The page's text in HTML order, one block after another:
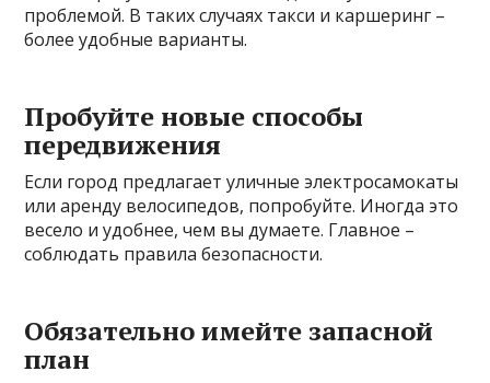
проблемой. В таких случаях такси и каршеринг –
более удобные варианты.
Пробуйте новые способы
передвижения
Если город предлагает уличные электросамокаты
или аренду велосипедов, попробуйте. Иногда это
весело и удобнее, чем вы думаете. Главное –
соблюдать правила безопасности.
Обязательно имейте запасной
план